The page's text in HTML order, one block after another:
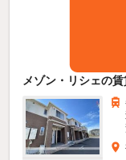
メゾン・リシェの